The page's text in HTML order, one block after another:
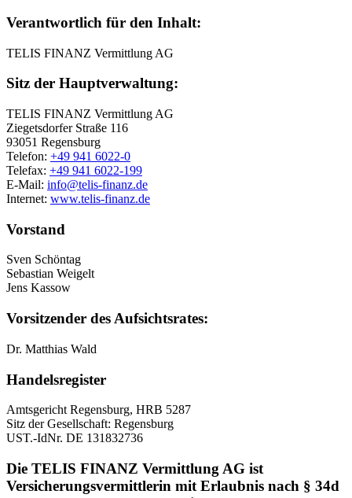
Verantwortlich für den Inhalt:
TELIS FINANZ Vermittlung AG
Sitz der Hauptverwaltung:
TELIS FINANZ Vermittlung AG
Ziegetsdorfer Straße 116
93051 Regensburg
Telefon: +49 941 6022-0
Telefax: +49 941 6022-199
E-Mail: info@telis-finanz.de
Internet: www.telis-finanz.de
Vorstand
Sven Schöntag
Sebastian Weigelt
Jens Kassow
Vorsitzender des Aufsichtsrates:
Dr. Matthias Wald
Handelsregister
Amtsgericht Regensburg, HRB 5287
Sitz der Gesellschaft: Regensburg
UST.-IdNr. DE 131832736
Die TELIS FINANZ Vermittlung AG ist
Versicherungsvermittlerin mit Erlaubnis nach § 34d